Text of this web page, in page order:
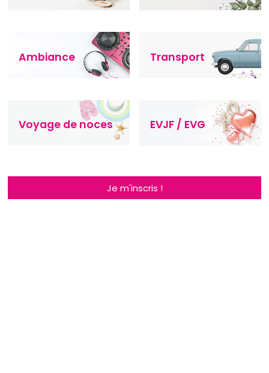
Ambiance Transport
Voyage de noces EVJF / EVG
Je m'inscris !